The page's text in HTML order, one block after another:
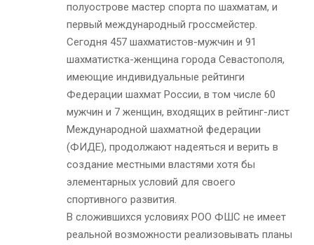
полуострове мастер спорта по шахматам, и
первый международный гроссмейстер.
Сегодня 457 шахматистов-мужчин и 91
шахматистка-женщина города Севастополя,
имеющие индивидуальные рейтинги
Федерации шахмат России, в том числе 60
мужчин и 7 женщин, входящих в рейтинг-лист
Международной шахматной федерации
(ФИДЕ), продолжают надеяться и верить в
создание местными властями хотя бы
элементарных условий для своего
спортивного развития.
В сложившихся условиях РОО ФШС не имеет
реальной возможности реализовывать планы